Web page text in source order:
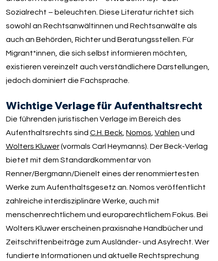
Sozialrecht – beleuchten. Diese Literatur richtet sich
sowohl an Rechtsanwältinnen und Rechtsanwälte als
auch an Behörden, Richter und Beratungsstellen. Für
Migrant*innen, die sich selbst informieren möchten,
existieren vereinzelt auch verständlichere Darstellungen,
jedoch dominiert die Fachsprache.
Wichtige Verlage für Aufenthaltsrecht
Die führenden juristischen Verlage im Bereich des
Aufenthaltsrechts sind C.H. Beck, Nomos Vahlen und
Wolters Kluwer(vormals Carl Heymanns). Der Beck-Verlag
bietet mit dem Standardkommentar von
Renner/Bergmann/Dienelt eines der renommiertesten
Werke zum Aufenthaltsgesetz an. Nomos veröffentlicht
zahlreiche interdisziplinäre Werke, auch mit
menschenrechtlichem und europarechtlichem Fokus. Bei
Wolters Kluwer erscheinen praxisnahe Handbücher und
Zeitschriftenbeiträge zum Ausländer- und Asylrecht. Wer
fundierte Informationen und aktuelle Rechtsprechung